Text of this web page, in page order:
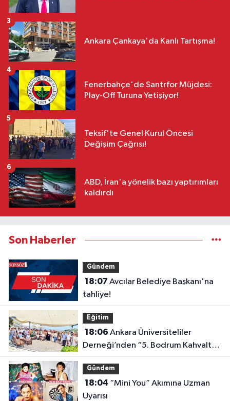
Ankara Çankaya'da Kanlı Tartışma!
3
Fenerbahçe'de Santrfor Müjdesi:
Play-Off Turuna Yetişiyor!
4
Teksif'te Genel Kurul Öncesi
Değişim Çağrısı!
5
ABD, İran'a yönelik bazı yaptırımları
kaldırdı
6
Son Haberler
Gündem
18:07
tahliye!
Eğitim
18:06
Derneği’nden “5. Bodrum Kahvaltılı
Buluşması”
Gündem
18:04
Uyarısı